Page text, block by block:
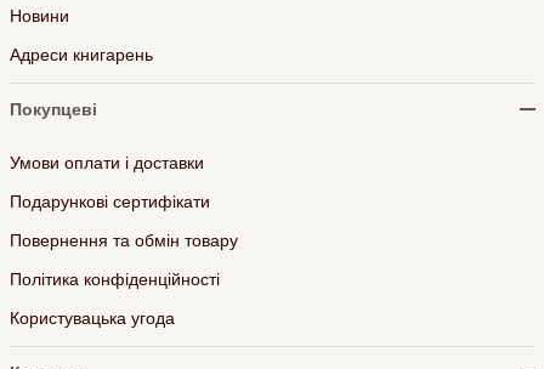
Новини
Адреси книгарень
Покупцеві
Умови оплати і доставки
Подарункові сертифікати
Повернення та обмін товару
Політика конфіденційності
Користувацька угода